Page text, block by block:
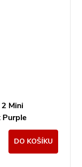
Mini
DO KOŠÍKU